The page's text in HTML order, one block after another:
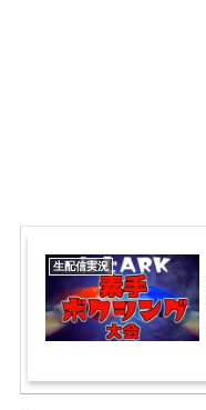
生配信実況